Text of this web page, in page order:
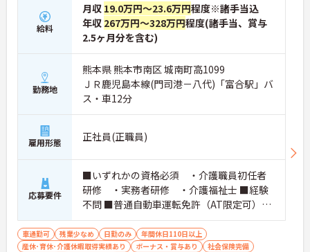
給料
月収 19.0万円～23.6万円程度※諸手当込
年収 267万円～328万円程度(諸手当、賞与
2.5ヶ月分を含む)
勤務地
熊本県 熊本市南区 城南町高1099
ＪＲ鹿児島本線(門司港－八代)「富合駅」バ
ス・車12分
雇用形態 正社員(正職員)
応募要件
■いずれかの資格必須 ・介護職員初任者
研修 ・実務者研修 ・介護福祉士 ■経験
不問 ■普通自動車運転免許（AT限定可）必
須
車通勤可 残業少なめ 日勤のみ
年間休日110日以上
産休･育休･介護休暇取得実績あり
ボーナス・賞与あり
社会保険完備